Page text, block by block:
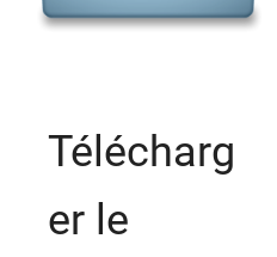
Télécharg
er le